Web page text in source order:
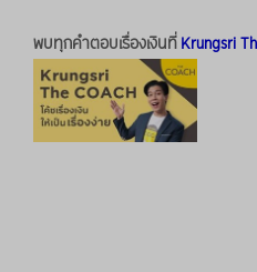
พบทุกคำตอบเรื่องเงินที่Krungsri